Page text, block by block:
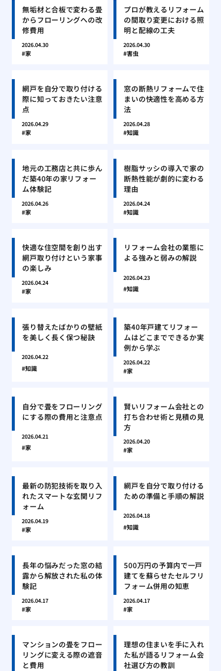
無垢材と合板で変わる畳
からフローリングへの改
修費用
2026.04.30
家
プロが教えるリフォーム
の間取り変更における照
明と配線の工夫
2026.04.30
害虫
網戸を自分で取り付ける
際に知っておきたい注意
点
2026.04.29
家
窓の断熱リフォームで住
まいの快適性を高める方
法
2026.04.28
知識
地元の工務店と共に歩ん
だ築40年の家リフォー
ム体験記
2026.04.26
家
樹脂サッシの導入で家の
断熱性能が劇的に変わる
理由
2026.04.24
知識
快適な住空間を創り出す
網戸取り付けという家事
の楽しみ
2026.04.24
家
リフォーム会社の業態に
よる強みと弱みの解説
2026.04.23
知識
張り替えたばかりの壁紙
を美しく長く保つ秘訣
2026.04.22
知識
築40年戸建てリフォー
ムはどこまでできるか実
例から学ぶ
2026.04.22
家
自分で畳をフローリング
にする際の費用と注意点
2026.04.21
家
賢いリフォーム会社との
打ち合わせ術と見積の見
方
2026.04.20
家
最新の防犯技術を取り入
れたスマートな玄関リフ
ォーム
2026.04.19
家
網戸を自分で取り付ける
ための準備と手順の解説
2026.04.18
知識
長年の悩みだった窓の結
露から解放された私の体
験記
2026.04.17
家
500万円の予算内で一戸
建てを蘇らせたセルフリ
フォーム併用の知恵
2026.04.17
家
マンションの畳をフロー
リングに変える際の遮音
と費用
理想の住まいを手に入れ
た私が語るリフォーム会
社選び方の教訓